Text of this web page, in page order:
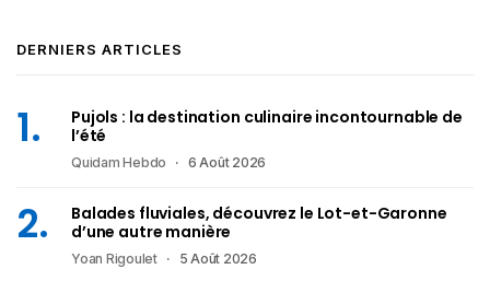
DERNIERS ARTICLES
Pujols : la destination culinaire incontournable de
l’été
Quidam Hebdo 6 Août 2026
Balades fluviales, découvrez le Lot-et-Garonne
d’une autre manière
Yoan Rigoulet 5 Août 2026